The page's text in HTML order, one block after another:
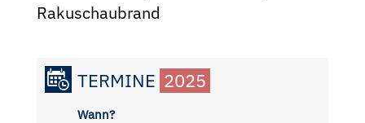
Rakuschaubrand
TERMINE 2025
Wann?